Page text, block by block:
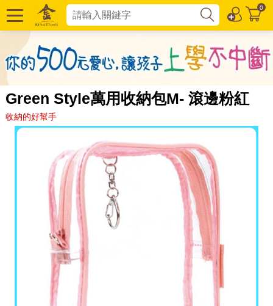
0
Green Style萬用收納包M- 滾邊粉紅
收納的好幫手